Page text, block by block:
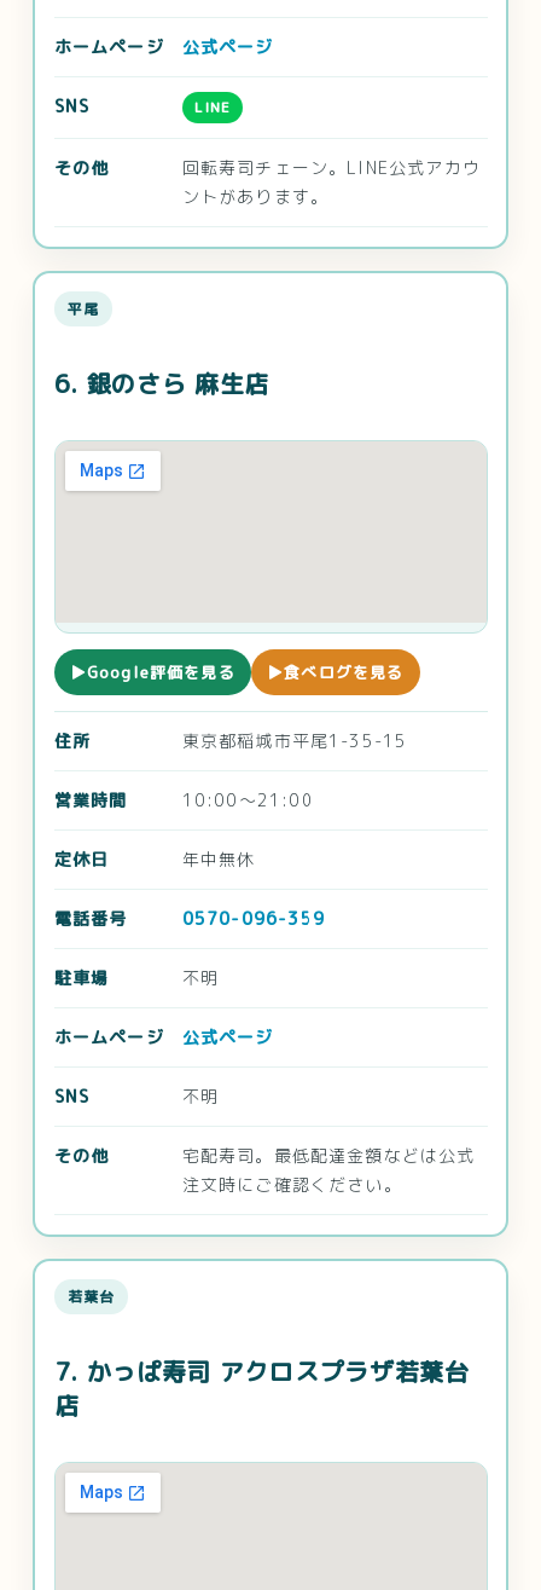
ホームページ 公式ページ
SNS LINE
その他
回転寿司チェーン。LINE公式アカウ
ントがあります。
平尾
6. 銀のさら 麻生店
▶Google評価を見る ▶食べログを見る
住所 東京都稲城市平尾1-35-15
営業時間 10:00～21:00
定休日 年中無休
電話番号 0570-096-359
駐車場 不明
ホームページ 公式ページ
SNS 不明
その他
宅配寿司。最低配達金額などは公式
注文時にご確認ください。
若葉台
7. かっぱ寿司 アクロスプラザ若葉台
店